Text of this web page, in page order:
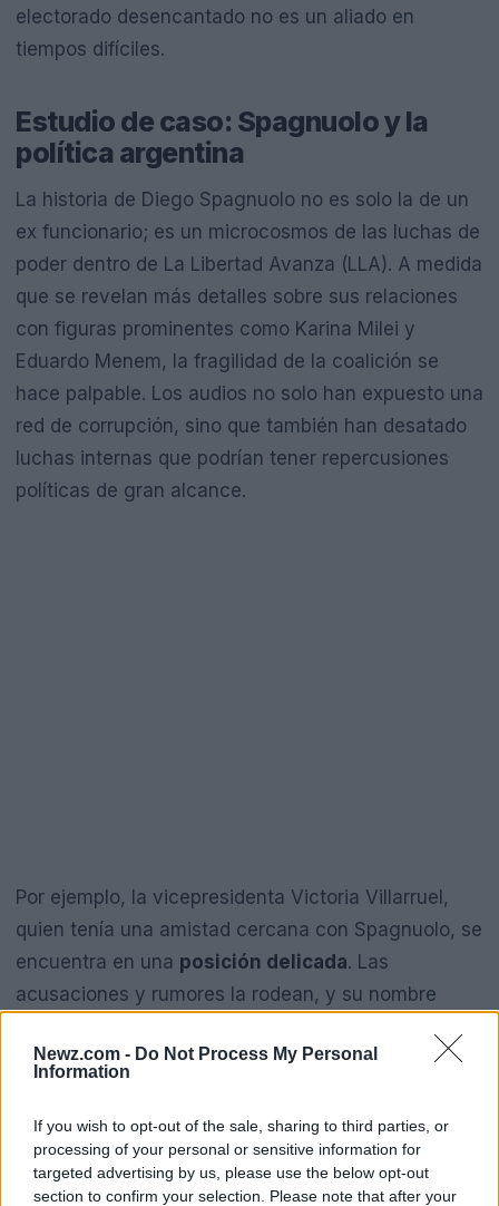
Newz.com - Do Not Process My Personal
Information
If you wish to opt-out of the sale, sharing to third parties, or
processing of your personal or sensitive information for
targeted advertising by us, please use the below opt-out
section to confirm your selection. Please note that after your
electorado desencantado no es un aliado en
tiempos difíciles.
Estudio de caso: Spagnuolo y la
política argentina
La historia de Diego Spagnuolo no es solo la de un
ex funcionario; es un microcosmos de las luchas de
poder dentro de La Libertad Avanza (LLA). A medida
que se revelan más detalles sobre sus relaciones
con figuras prominentes como Karina Milei y
Eduardo Menem, la fragilidad de la coalición se
hace palpable. Los audios no solo han expuesto una
red de corrupción, sino que también han desatado
luchas internas que podrían tener repercusiones
políticas de gran alcance.
Por ejemplo, la vicepresidenta Victoria Villarruel,
quien tenía una amistad cercana con Spagnuolo, se
encuentra en una posición delicada. Las
acusaciones y rumores la rodean, y su nombre
en su partido preferirían evitar. Este tipo de
he visto demasiados ejemplos en el pasado donde
los vínculos personales se convierten en
obstáculos profesionales, afectando la reputación y